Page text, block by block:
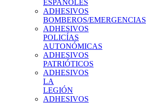
ESPAÑOLES
ADHESIVOS
BOMBEROS/EMERGENCIAS
ADHESIVOS
POLICÍAS
AUTONÓMICAS
ADHESIVOS
PATRIÓTICOS
ADHESIVOS
LA
LEGIÓN
ADHESIVOS